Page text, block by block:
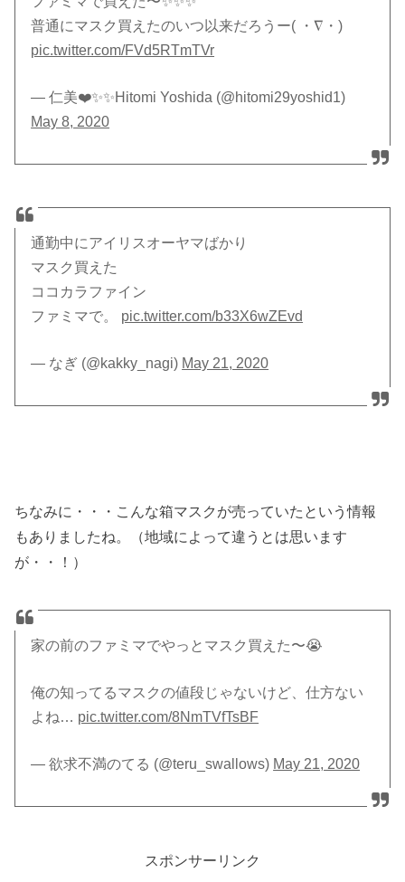
普通にマスク買えたのいつ以来だろうー( ・∇・)
pic.twitter.com/FVd5RTmTVr
— 仁美❤️✨✨Hitomi Yoshida (@hitomi29yoshid1)
May 8, 2020
通勤中にアイリスオーヤマばかり
マスク買えた
ココカラファイン
ファミマで。 pic.twitter.com/b33X6wZEvd
— なぎ (@kakky_nagi) May 21, 2020
ちなみに・・・こんな箱マスクが売っていたという情報
もありましたね。（地域によって違うとは思います
が・・！）
家の前のファミマでやっとマスク買えた〜😭
俺の知ってるマスクの値段じゃないけど、仕方ない
よね… pic.twitter.com/8NmTVfTsBF
— 欲求不満のてる (@teru_swallows) May 21, 2020
スポンサーリンク